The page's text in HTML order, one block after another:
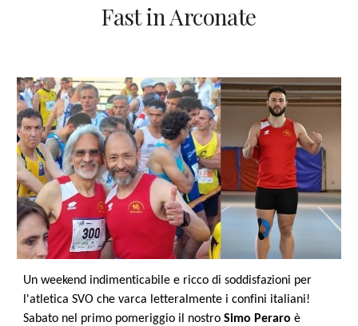
Fast in Arconate
Un weekend indimenticabile e ricco di soddisfazioni per
l'atletica SVO che varca letteralmente i confini italiani!
Sabato nel primo pomeriggio il nostroSimo Peraro è